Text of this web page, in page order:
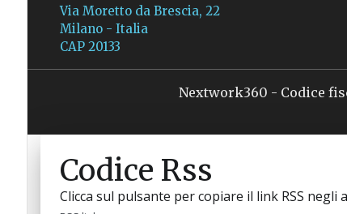
Via Moretto da Brescia, 22
Milano - Italia
CAP 20133
Nextwork360 - Codice
Codice Rss
Clicca sul pulsante per copiare il link RSS negli